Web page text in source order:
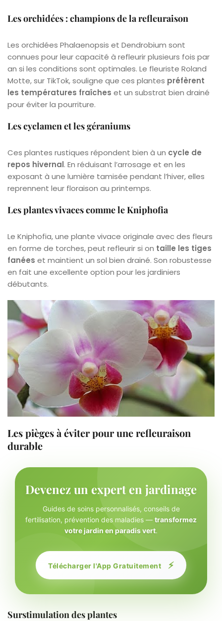
Les orchidées : champions de la refleuraison
Les orchidées Phalaenopsis et Dendrobium sont
connues pour leur capacité à refleurir plusieurs fois par
an si les conditions sont optimales. Le fleuriste Roland
Motte, sur TikTok, souligne que ces plantes préfèrent
les températures fraîches et un substrat bien drainé
pour éviter la pourriture.
Les cyclamen et les géraniums
Ces plantes rustiques répondent bien à un cycle de
repos hivernal. En réduisant l’arrosage et en les
exposant à une lumière tamisée pendant l’hiver, elles
reprennent leur floraison au printemps.
Les plantes vivaces comme le Kniphofia
Le Kniphofia, une plante vivace originale avec des fleurs
en forme de torches, peut refleurir si on taille les tiges
fanées et maintient un sol bien drainé. Son robustesse
en fait une excellente option pour les jardiniers
débutants.
Les pièges à éviter pour une refleuraison
durable
Devenez un expert en jardinage
Guides de soins personnalisés, conseils de
fertilisation, prévention des maladies — transformez
votre jardin en paradis vert.
Télécharger l'App Gratuitement ⚡
Surstimulation des plantes